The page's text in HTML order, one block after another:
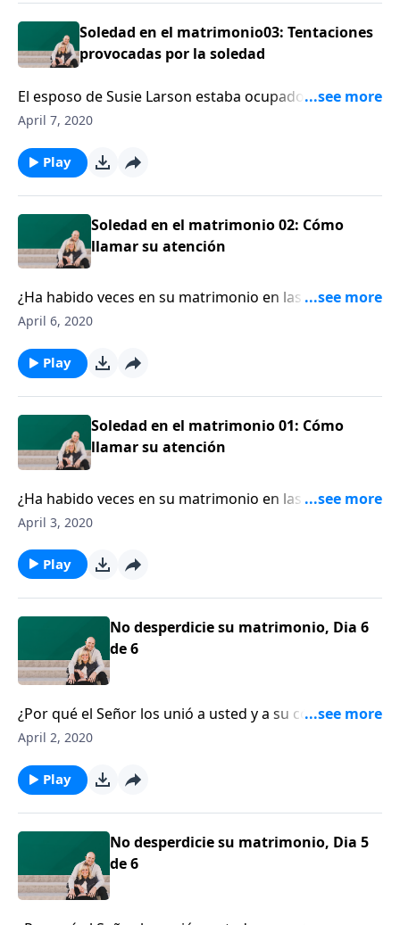
Soledad en el matrimonio03: Tentaciones
provocadas por la soledad
El esposo de Susie Larson estaba ocupado, muy
ocupado, tan ocupado que empezó a abrirse una
April 7, 2020
Play
Soledad en el matrimonio 02: Cómo
llamar su atención
¿Ha habido veces en su matrimonio en las que pensó:
“Ya no puedo más. No sé si podré resistir un día más”.
Larson.
April 6, 2020
Play
Soledad en el matrimonio 01: Cómo
llamar su atención
¿Ha habido veces en su matrimonio en las que pensó:
“Ya no puedo más. No sé si podré resistir un día más”.
Larson.
April 3, 2020
Play
No desperdicie su matrimonio, Dia 6
de 6
¿Por qué el Señor los unió a usted y a su cónyuge?
Francis y Lisa Chan, coautores del libro “Tú y yo por
unido por una razón, y les anima a no vivir para esta
vida, sino para la eternidad.
April 2, 2020
Play
No desperdicie su matrimonio, Dia 5
de 6